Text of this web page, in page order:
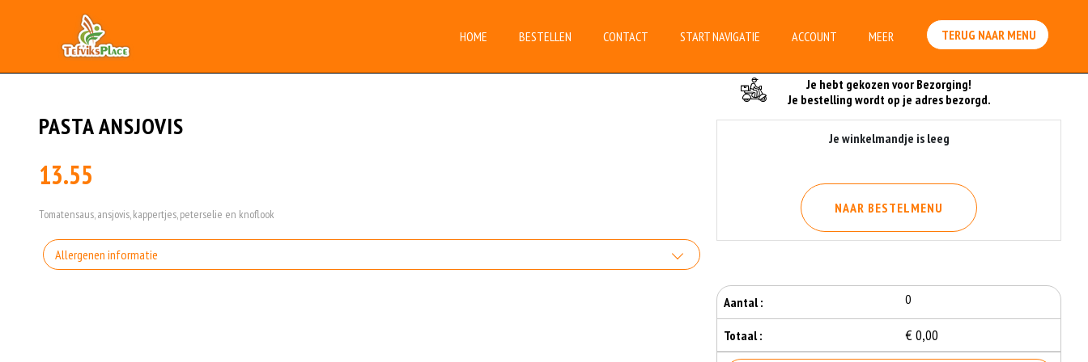
HOME BESTELLEN CONTACT START NAVIGATIE ACCOUNT MEER TERUG NAAR MENU
PASTA ANSJOVIS
13.55
Tomatensaus, ansjovis, kappertjes, peterselie en knoflook
Allergenen informatie
Je hebt gekozen voor Bezorging!
Je bestelling wordt op je adres bezorgd.
Je winkelmandje is leeg
NAAR BESTELMENU
Aantal : 0
Totaal : € 0,00
Je Bestelling